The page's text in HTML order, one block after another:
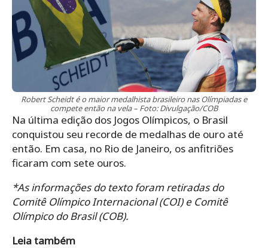
Robert Scheidt é o maior medalhista brasileiro nas Olímpiadas e
compete então na vela – Foto: Divulgação/COB
Na última edição dos Jogos Olímpicos, o Brasil
conquistou seu recorde de medalhas de ouro até
então. Em casa, no Rio de Janeiro, os anfitriões
ficaram com sete ouros.
*As informações do texto foram retiradas do
Comitê Olímpico Internacional (COI) e Comitê
Olímpico do Brasil (COB).
Leia também